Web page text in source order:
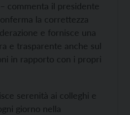
commenta il presidente
la correttezza
e fornisce una
e trasparente anche sul
in rapporto con i propri
serenità ai colleghi e
giorno nella